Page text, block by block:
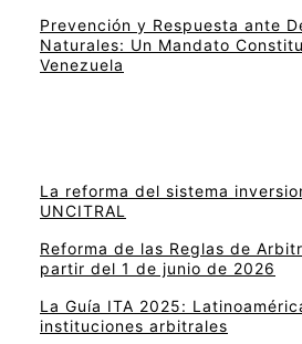
Prevención y Respuesta ante
Naturales: Un Mandato
Venezuela
La reforma del sistema
UNCITRAL
Reforma de las Reglas de
partir del 1 de junio de 2026
La Guía ITA 2025:
instituciones arbitrales